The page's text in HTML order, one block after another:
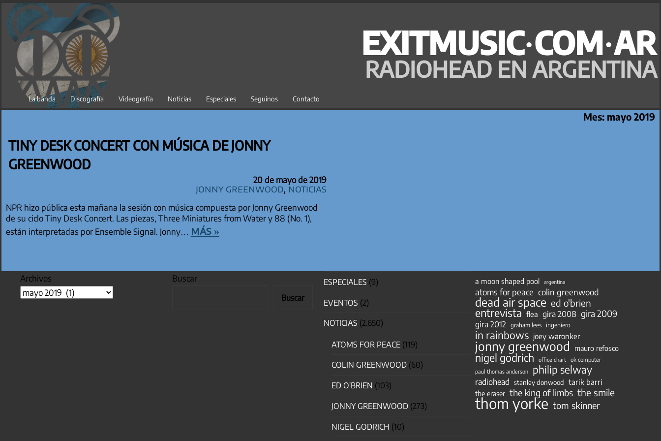
Saltar
contenido
EXITMUSIC·COM·AR
RADIOHEAD EN ARGENTINA
La banda Discografía Videografía Noticias Especiales Seguinos Contacto
Mes: mayo 2019
TINY DESK CONCERT CON MÚSICA DE JONNY
GREENWOOD
20 de mayo de 2019
Jonny Greenwood, Noticias
NPR hizo pública esta mañana la sesión con música compuesta por Jonny Greenwood
de su ciclo Tiny Desk Concert. Las piezas, Three Miniatures from Water y 88 (No. 1),
están interpretadas por Ensemble Signal. Jonny… más »
Archivos Buscar
Buscar
ESPECIALES (9)
EVENTOS (2)
NOTICIAS (2.650)
ATOMS FOR PEACE (119)
COLIN GREENWOOD (60)
ED O'BRIEN (103)
JONNY GREENWOOD (273)
NIGEL GODRICH (10)
a moon shaped pool argentina
atoms for peace colin greenwood
dead air space ed o'brien
entrevista flea gira 2008 gira 2009
gira 2012 graham lees ingeniero
in rainbows joey waronker
jonny greenwood mauro refosco
nigel godrich office chart ok computer
paul thomas anderson philip selway
radiohead stanley donwood tarik barri
the eraser the king of limbs the smile
thom yorke tom skinner